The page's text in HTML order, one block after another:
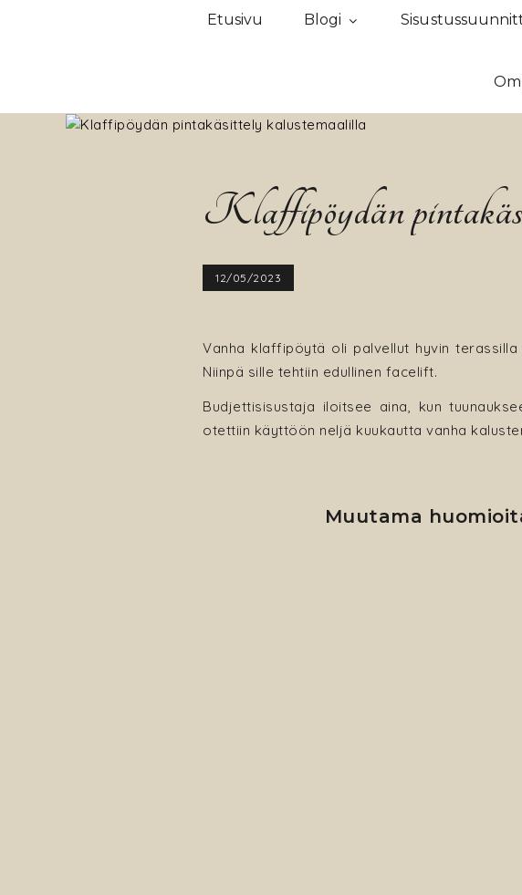
Etusivu Blogi
Klaffipöydän
12/05/2023
Vanha klaffipöytä oli palvellut hyvin
Niinpä sille tehtiin edullinen facelift.
Budjettisisustaja iloitsee aina, kun
otettiin käyttöön neljä kuukautta vanha
Muutama